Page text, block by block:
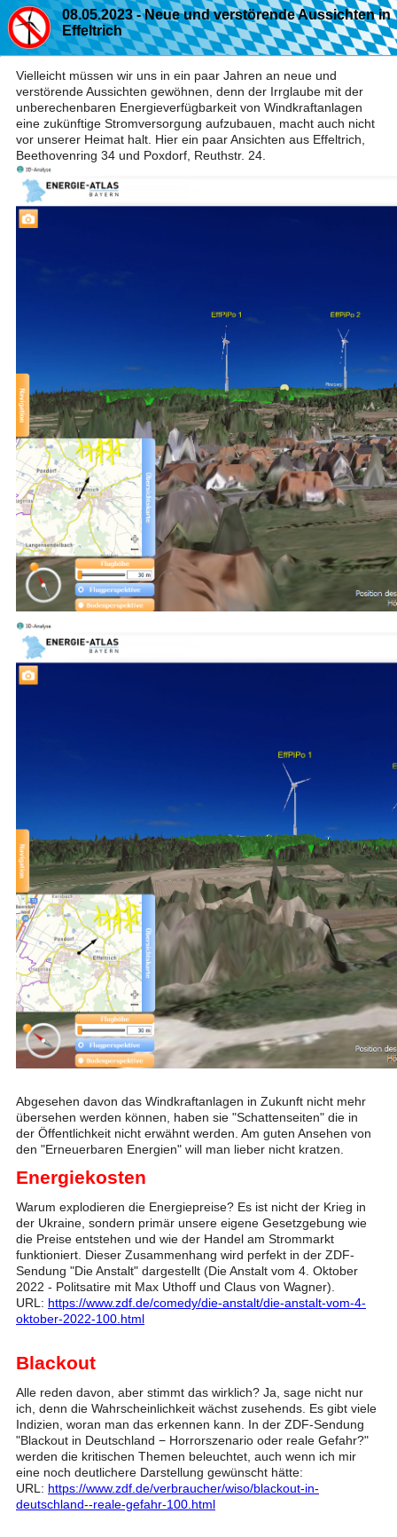
08.05.2023 - Neue und verstörende Aussichten in
Effeltrich
Vielleicht müssen wir uns in ein paar Jahren an neue und
verstörende Aussichten gewöhnen, denn der Irrglaube mit der
unberechenbaren Energieverfügbarkeit von Windkraftanlagen
eine zukünftige Stromversorgung aufzubauen, macht auch nicht
vor unserer Heimat halt. Hier ein paar Ansichten aus Effeltrich,
Beethovenring 34 und Poxdorf, Reuthstr. 24.
Abgesehen davon das Windkraftanlagen in Zukunft nicht mehr
übersehen werden können, haben sie "Schattenseiten" die in
der Öffentlichkeit nicht erwähnt werden. Am guten Ansehen von
den "Erneuerbaren Energien" will man lieber nicht kratzen.
Energiekosten
Warum explodieren die Energiepreise? Es ist nicht der Krieg in
der Ukraine, sondern primär unsere eigene Gesetzgebung wie
die Preise entstehen und wie der Handel am Strommarkt
funktioniert. Dieser Zusammenhang wird perfekt in der ZDF-
Sendung "Die Anstalt" dargestellt (Die Anstalt vom 4. Oktober
2022 - Politsatire mit Max Uthoff und Claus von Wagner).
URL: https://www.zdf.de/comedy/die-anstalt/die-anstalt-vom-4-
oktober-2022-100.html
Blackout
Alle reden davon, aber stimmt das wirklich? Ja, sage nicht nur
ich, denn die Wahrscheinlichkeit wächst zusehends. Es gibt viele
Indizien, woran man das erkennen kann. In der ZDF-Sendung
"Blackout in Deutschland − Horrorszenario oder reale Gefahr?"
werden die kritischen Themen beleuchtet, auch wenn ich mir
eine noch deutlichere Darstellung gewünscht hätte:
URL: https://www.zdf.de/verbraucher/wiso/blackout-in-
deutschland--reale-gefahr-100.html